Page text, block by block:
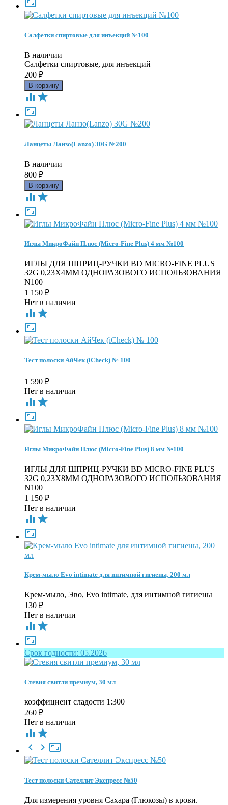

Салфетки спиртовые для инъекций №100
В наличии
Салфетки спиртовые, для инъекций
200 ₽
 

Ланцеты Ланзо(Lanzo) 30G №200
В наличии
800 ₽
 

Иглы МикроФайн Плюс (Micro-Fine Plus) 4 мм №100
ИГЛЫ ДЛЯ ШПРИЦ-РУЧКИ BD MICRO-FINE PLUS
32G 0,23Х4ММ ОДНОРАЗОВОГО ИСПОЛЬЗОВАНИЯ
N100
1 150 ₽
Нет в наличии
 

Тест полоски АйЧек (iCheck) № 100
1 590 ₽
Нет в наличии
 

Иглы МикроФайн Плюс (Micro-Fine Plus) 8 мм №100
ИГЛЫ ДЛЯ ШПРИЦ-РУЧКИ BD MICRO-FINE PLUS
32G 0,23Х8ММ ОДНОРАЗОВОГО ИСПОЛЬЗОВАНИЯ
N100
1 150 ₽
Нет в наличии
 

Крем-мыло Evo intimate для интимной гигиены, 200 мл
Крем-мыло, Эво, Evo intimate, для интимной гигиены
130 ₽
Нет в наличии
 

Срок годности: 05.2026
Стевия свитли премиум, 30 мл
коэффициент сладости 1:300
260 ₽
Нет в наличии
 

 
Тест полоски Сателлит Экспресс №50
Для измерения уровня Сахара (Глюкозы) в крови.